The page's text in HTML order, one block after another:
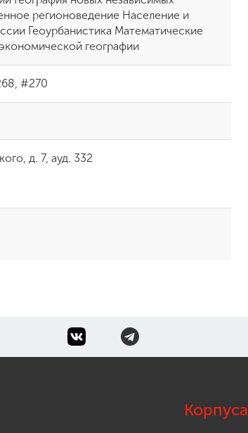
регионоведение Население и
Геоурбанистика Математические
географии
#270
д. 7, ауд. 332
Корпуса